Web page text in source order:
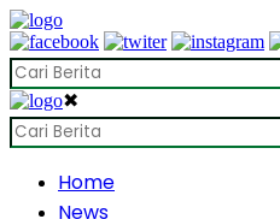
✖
Home
News